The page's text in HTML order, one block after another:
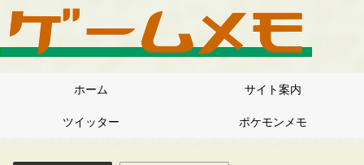
ホーム サイト案内
ツイッター ポケモンメモ